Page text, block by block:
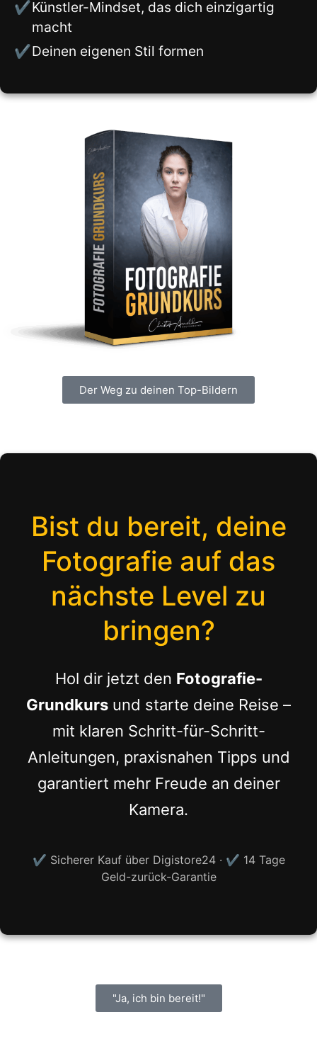
Künstler-Mindset, das dich einzigartig
macht
Deinen eigenen Stil formen
Der Weg zu deinen Top-Bildern
Bist du bereit, deine
Fotografie auf das
nächste Level zu
bringen?
Hol dir jetzt den Fotografie-
Grundkurs und starte deine Reise –
mit klaren Schritt-für-Schritt-
Anleitungen, praxisnahen Tipps und
garantiert mehr Freude an deiner
Kamera.
✔ Sicherer Kauf über Digistore24 · ✔ 14 Tage
Geld-zurück-Garantie
"Ja, ich bin bereit!"